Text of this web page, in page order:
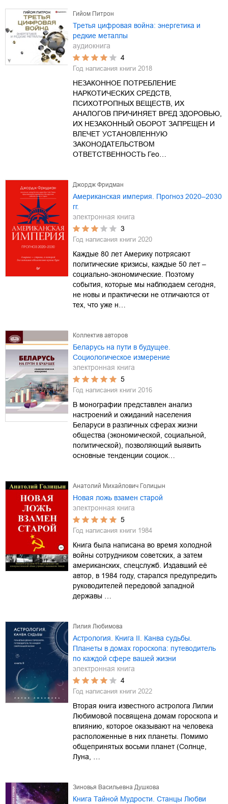
Гийом Питрон
Третья цифровая война: энергетика и
редкие металлы
аудиокнига
4
Год написания книги 2018
НЕЗАКОННОЕ ПОТРЕБЛЕНИЕ
НАРКОТИЧЕСКИХ СРЕДСТВ,
ПСИХОТРОПНЫХ ВЕЩЕСТВ, ИХ
АНАЛОГОВ ПРИЧИНЯЕТ ВРЕД ЗДОРОВЬЮ,
ИХ НЕЗАКОННЫЙ ОБОРОТ ЗАПРЕЩЕН И
ВЛЕЧЕТ УСТАНОВЛЕННУЮ
ЗАКОНОДАТЕЛЬСТВОМ
ОТВЕТСТВЕННОСТЬ Гео…
Джордж Фридман
Американская империя. Прогноз 2020–2030
гг.
электронная книга
3
Год написания книги 2020
Каждые 80 лет Америку потрясают
политические кризисы, каждые 50 лет –
социально-экономические. Поэтому
события, которые мы наблюдаем сегодня,
не новы и практически не отличаются от
тех, что уже н…
Коллектив авторов
Беларусь на пути в будущее.
Социологическое измерение
электронная книга
5
Год написания книги 2016
В монографии представлен анализ
настроений и ожиданий населения
Беларуси в различных сферах жизни
общества (экономической, социальной,
политической), позволяющий выявить
основные тенденции социок…
Анатолий Михайлович Голицын
Новая ложь взамен старой
электронная книга
5
Год написания книги 1984
Книга была написана во время холодной
войны сотрудником советских, а затем
американских, спецслужб. Издавший её
автор, в 1984 году, старался предупредить
руководителей передовой западной
державы …
Лилия Любимова
Астрология. Книга II. Канва судьбы.
Планеты в домах гороскопа: путеводитель
по каждой сфере вашей жизни
электронная книга
4
Год написания книги 2022
Вторая книга известного астролога Лилии
Любимовой посвящена домам гороскопа и
влиянию, которое оказывают на человека
расположенные в них планеты. Помимо
общепринятых восьми планет (Солнце,
Луна, …
Зиновья Васильевна Душкова
Книга Тайной Мудрости. Станцы Любви